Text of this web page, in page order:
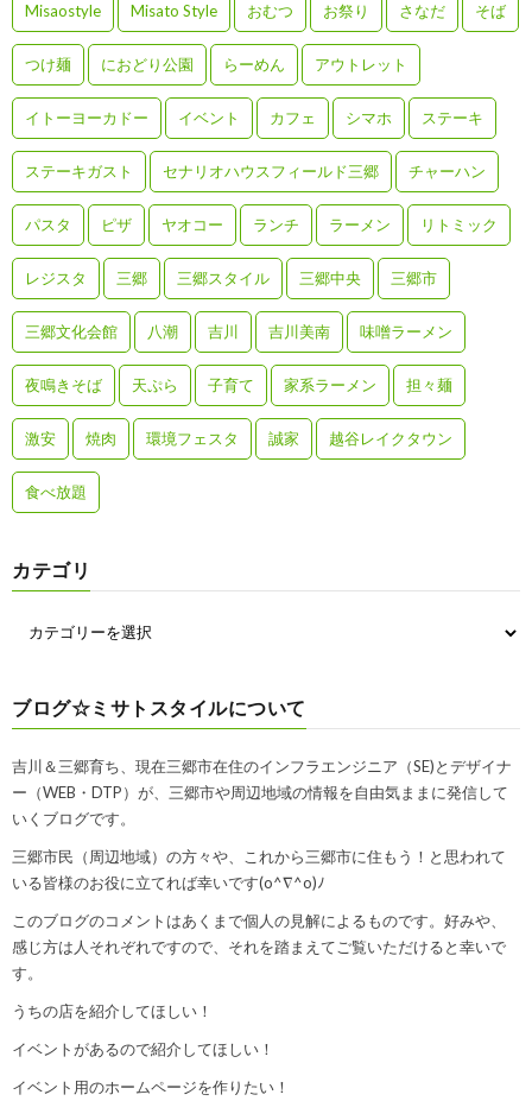
Misaostyle Misato Style おむつ お祭り さなだ そば
つけ麺 におどり公園 らーめん アウトレット
イトーヨーカドー イベント カフェ シマホ ステーキ
ステーキガスト セナリオハウスフィールド三郷 チャーハン
パスタ ピザ ヤオコー ランチ ラーメン リトミック
レジスタ 三郷 三郷スタイル 三郷中央 三郷市
三郷文化会館 八潮 吉川 吉川美南 味噌ラーメン
夜鳴きそば 天ぷら 子育て 家系ラーメン 担々麺
激安 焼肉 環境フェスタ 誠家 越谷レイクタウン
食べ放題
カテゴリ
ブログ☆ミサトスタイルについて
吉川＆三郷育ち、現在三郷市在住のインフラエンジニア（SE)とデザイナ
ー（WEB・DTP）が、三郷市や周辺地域の情報を自由気ままに発信して
いくブログです。
三郷市民（周辺地域）の方々や、これから三郷市に住もう！と思われて
いる皆様のお役に立てれば幸いです(o^∇^o)ﾉ
このブログのコメントはあくまで個人の見解によるものです。好みや、
感じ方は人それぞれですので、それを踏まえてご覧いただけると幸いで
す。
うちの店を紹介してほしい！
イベントがあるので紹介してほしい！
イベント用のホームページを作りたい！